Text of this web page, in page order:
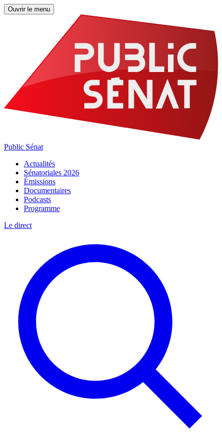
Ouvrir le menu
Public Sénat
Actualités
Sénatoriales 2026
Émissions
Documentaires
Podcasts
Programme
Le direct